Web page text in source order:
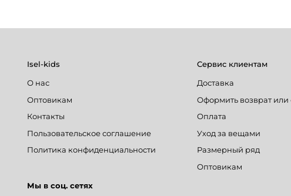
Isel-kids
О нас
Оптовикам
Контакты
Пользовательское соглашение
Политика конфиденциальности
Сервис клиентам
Доставка
Оформить возврат
Оплата
Уход за вещами
Размерный ряд
Оптовикам
Мы в соц. сетях